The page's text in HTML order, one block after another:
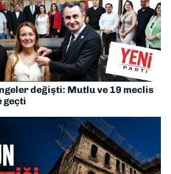
değişti: Mutlu ve 19 meclis
geçti